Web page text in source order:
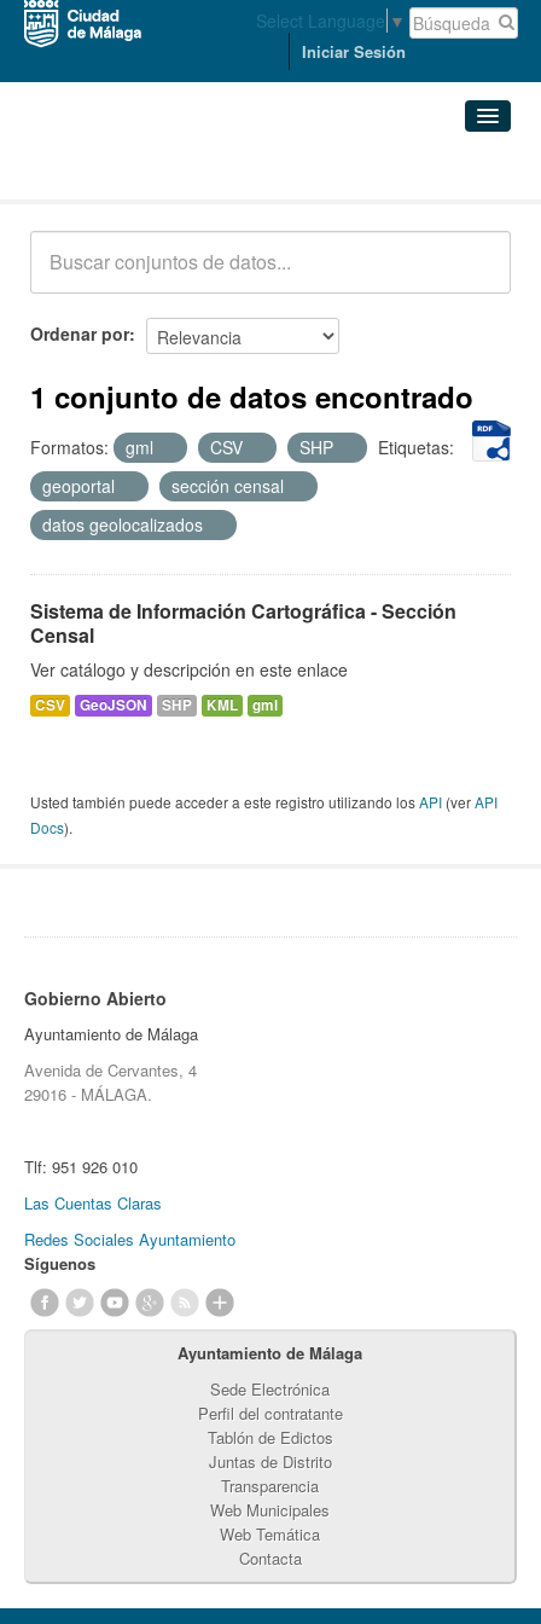
Select Language ▼
Iniciar Sesión
Acerca de
Ordenar por
1 conjunto de datos encontrado
Formatos: gml CSV SHP
Etiquetas:
geoportal
sección censal
datos geolocalizados
Sistema de Información Cartográfica - Sección
Censal
Ver catálogo y descripción en este enlace
CSV GeoJSON SHP KML gml
Usted también puede acceder a este registro utilizando losAPI (verAPI
Docs).
Gobierno Abierto
Ayuntamiento de Málaga
Avenida de Cervantes, 4
29016 - MÁLAGA.
Tlf: 951 926 010
Las Cuentas Claras
Redes Sociales Ayuntamiento
Síguenos
Ayuntamiento de Málaga
Sede Electrónica
Perfil del contratante
Tablón de Edictos
Juntas de Distrito
Transparencia
Web Municipales
Web Temática
Contacta